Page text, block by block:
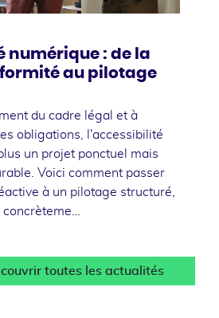
numérique : de la
au pilotage
du cadre légal et à
obligations, l'accessibilité
un projet ponctuel mais
Voici comment passer
à un pilotage structuré,
toutes les actualités